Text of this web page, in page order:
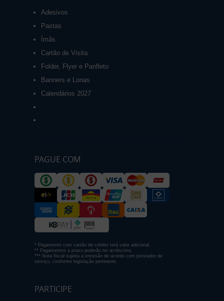
Adesivos
Pastas
Ímãs
Cartão de Visita
Folder, Flyer e Panfleto
Banners e Lonas
Calendários 2027
PAGUE COM
* Pagamento com cartão de crédito terá valor adicional.
** Pagamentos a prazo poderão ter acréscimo.
*** Nota fiscal sujeita a emissão de acordo com prestador de
serviço, conforme legislação pertinente.
PARTICIPE